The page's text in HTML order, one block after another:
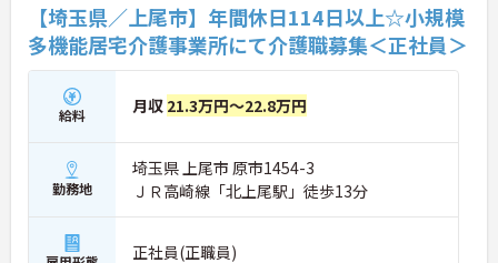
【埼玉県／上尾市】年間休日114日以上☆小規模
多機能居宅介護事業所にて介護職募集＜正社員＞
給料 月収 21.3万円～22.8万円
勤務地
埼玉県 上尾市 原市1454-3
ＪＲ高崎線「北上尾駅」徒歩13分
正社員(正職員)